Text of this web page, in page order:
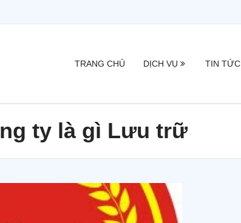
TRANG CHỦ DỊCH VỤ TIN TỨC
ty là gì Lưu trữ